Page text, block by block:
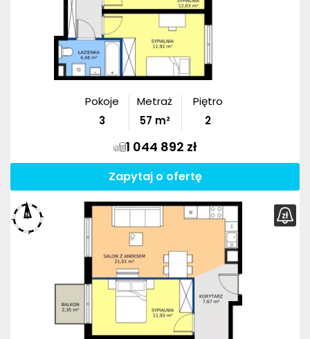
Pokoje
3
Metraż
57 m²
Piętro
2
1 044 892 zł
Zapytaj o ofertę